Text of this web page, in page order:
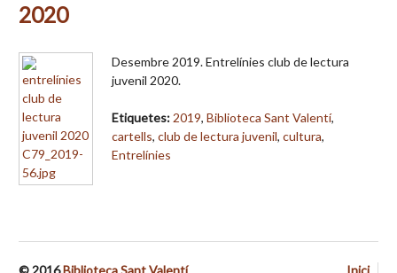
2020
Desembre 2019. Entrelínies club de lectura
juvenil 2020.
Etiquetes: 2019, Biblioteca Sant Valentí,
cartells, club de lectura juvenil, cultura,
Entrelínies
Inici
© 2016Biblioteca Sant Valentí